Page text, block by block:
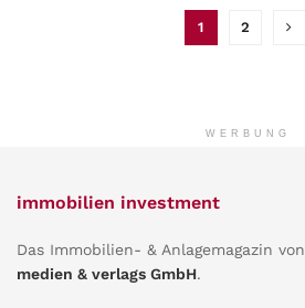
1 2
WERBUNG
immobilien investment
Das Immobilien- & Anlagemagazin von
medien & verlags GmbH.